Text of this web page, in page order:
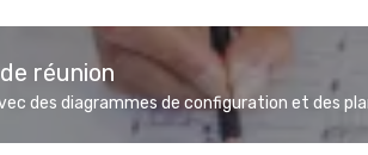
réunion
des diagrammes de configuration et des